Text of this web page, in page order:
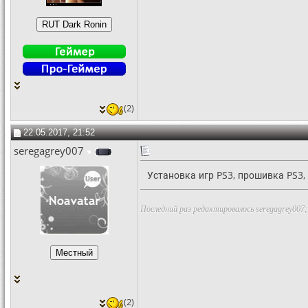
(2)
22.05.2017, 21:52
seregagrey007
Установка игр PS3, прошивка PS3,
Последний раз редактировалось
(2)